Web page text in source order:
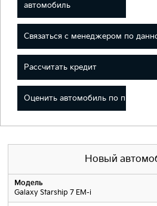
автомобиль
Связаться с менеджером по
Рассчитать кредит
Оценить автомобиль по
Новый
Модель
Galaxy Starship 7 EM-i